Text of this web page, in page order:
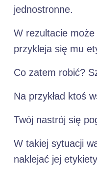
jednostronne.
W rezultacie
przykleja się mu
Co zatem robić?
Na przykład ktoś
Twój nastrój się
W takiej sytuacji
naklejać jej